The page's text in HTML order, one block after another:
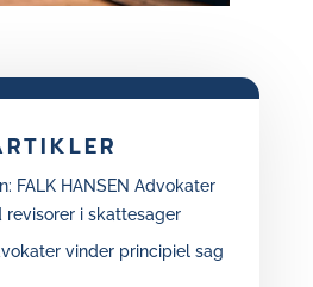
FALK HANSEN Advokater
i skattesager
vinder principiel sag